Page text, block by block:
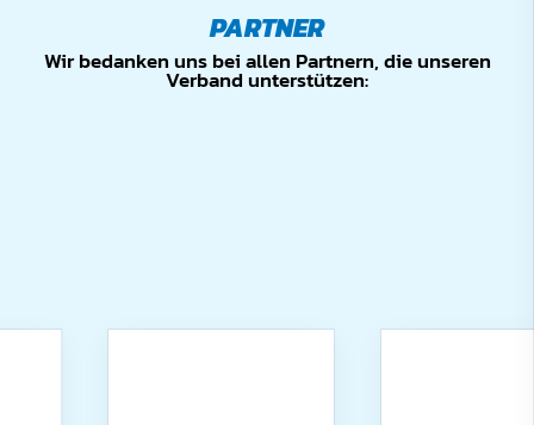
PARTNER
Wir bedanken uns bei allen Partnern, die unseren
Verband unterstützen: